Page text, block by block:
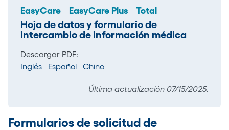
EasyCare EasyCare Plus Total
Hoja de datos y formulario de
intercambio de información médica
Descargar PDF:
Inglés
Español Chino
Última actualización 07/15/2025.
Formularios de solicitud de